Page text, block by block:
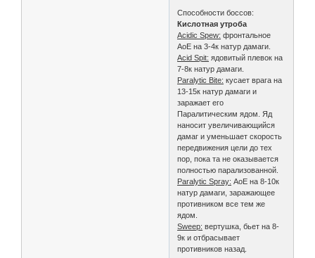
Способности боссов:
Кислотная утроба
Acidic Spew: фронтальное
АоЕ на 3-4к натур дамаги.
Acid Spit: ядовитый плевок на
7-8к натур дамаги.
Paralytic Bite: кусает врага на
13-15к натур дамаги и
заражает его
Паралитическим ядом. Яд
наносит увеличивающийся
дамаг и уменьшает скорость
передвижения цели до тех
пор, пока та не оказывается
полностью парализованной.
Paralytic Spray: АоЕ на 8-10к
натур дамаги, заражающее
противником все тем же
ядом.
Sweep: вертушка, бьет на 8-
9к и отбрасывает
противников назад.